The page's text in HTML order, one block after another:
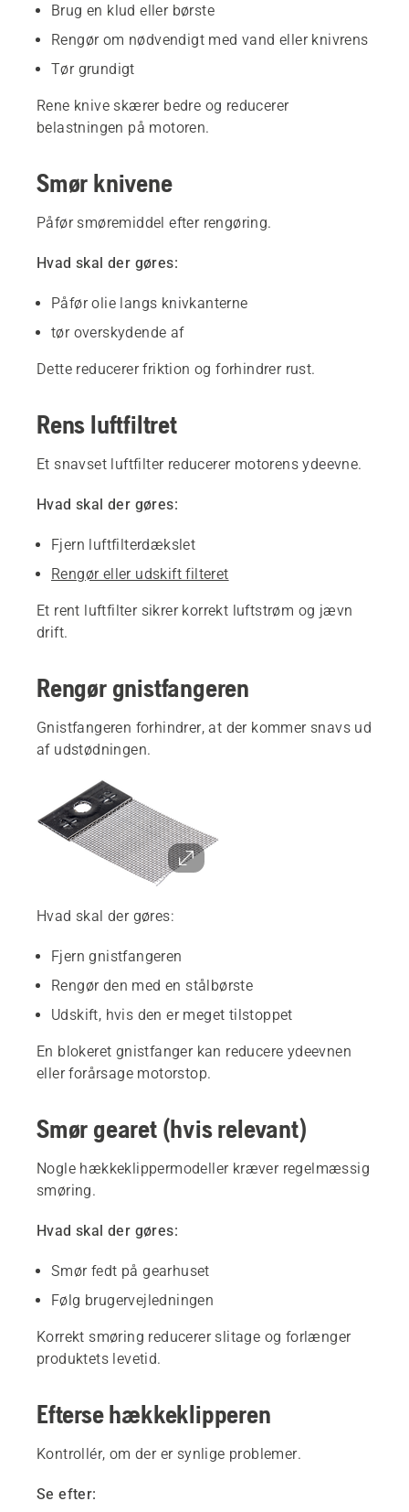
Brug en klud eller børste
Rengør om nødvendigt med vand eller knivrens
Tør grundigt
Rene knive skærer bedre og reducerer
belastningen på motoren.
Smør knivene
Påfør smøremiddel efter rengøring.
Hvad skal der gøres:
Påfør olie langs knivkanterne
tør overskydende af
Dette reducerer friktion og forhindrer rust.
Rens luftfiltret
Et snavset luftfilter reducerer motorens ydeevne.
Hvad skal der gøres:
Fjern luftfilterdækslet
Rengør eller udskift filteret
Et rent luftfilter sikrer korrekt luftstrøm og jævn
drift.
Rengør gnistfangeren
Gnistfangeren forhindrer, at der kommer snavs ud
af udstødningen.
Hvad skal der gøres:
Fjern gnistfangeren
Rengør den med en stålbørste
Udskift, hvis den er meget tilstoppet
En blokeret gnistfanger kan reducere ydeevnen
eller forårsage motorstop.
Smør gearet (hvis relevant)
Nogle hækkeklippermodeller kræver regelmæssig
smøring.
Hvad skal der gøres:
Smør fedt på gearhuset
Følg brugervejledningen
Korrekt smøring reducerer slitage og forlænger
produktets levetid.
Efterse hækkeklipperen
Kontrollér, om der er synlige problemer.
Se efter: